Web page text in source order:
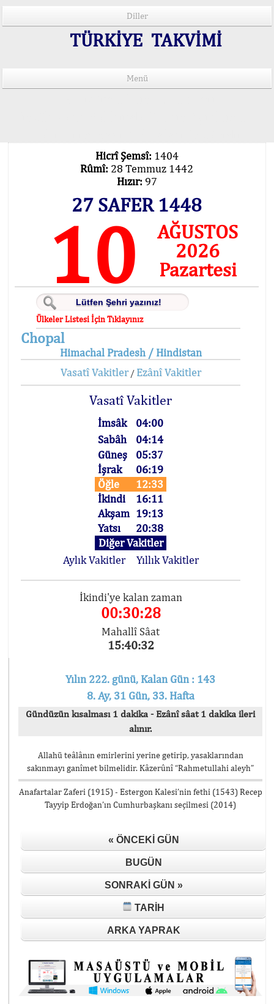
Diller
TÜRKİYE TAKVİMİ
Menü
Hicrî Şemsî: 1404
Rûmî: 28 Temmuz 1442
Hızır: 97
27 SAFER 1448
10
AĞUSTOS
2026
Pazartesi
Ülkeler Listesi İçin Tıklayınız
Chopal
Himachal Pradesh / Hindistan
Vasatî Vakitler/ Ezânî Vakitler
Vasatî Vakitler
İmsâk
04:00
Sabâh
04:14
Güneş
05:37
İşrak
06:19
Öğle
12:33
İkindi
16:11
Akşam 19:13
Yatsı
20:38
Diğer Vakitler
Aylık Vakitler
Yıllık Vakitler
İkindi'ye kalan zaman
00:30:28
Mahallî Sâat
15:40:32
Yılın 222. günü, Kalan Gün : 143
8. Ay, 31 Gün, 33. Hafta
Gündüzün kısalması 1 dakika - Ezânî sâat 1 dakika ileri
alınır.
Allahü teâlânın emirlerini yerine getirip, yasaklarından
sakınmayı ganîmet bilmelidir. Kâzerûnî “Rahmetullahi aleyh”
Anafartalar Zaferi (1915) - Estergon Kalesi’nin fethi (1543) Recep
Tayyip Erdoğan’ın Cumhurbaşkanı seçilmesi (2014)
« ÖNCEKI GÜN
BUGÜN
SONRAKI GÜN »
TARIH
ARKA YAPRAK